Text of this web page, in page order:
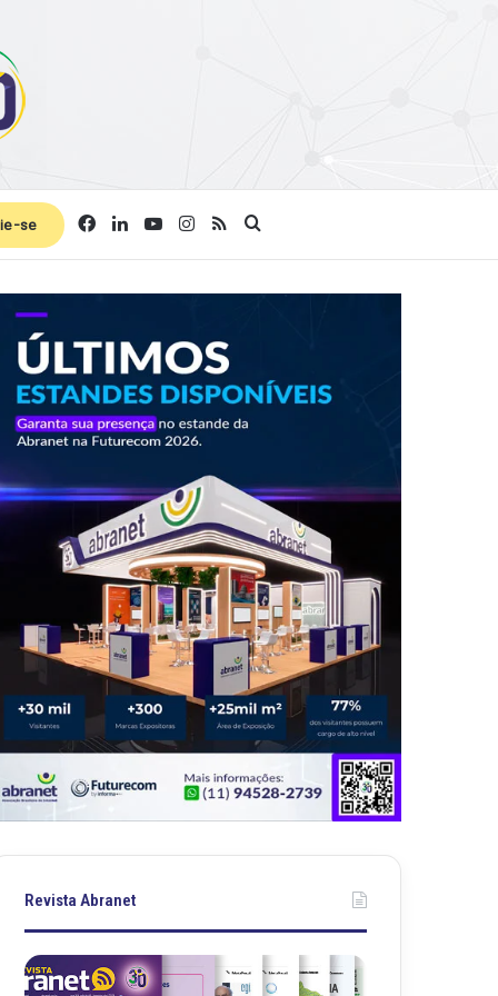
se FacebookLinkedinYouTubeInstagram
RSS
Revista Abranet
R
e